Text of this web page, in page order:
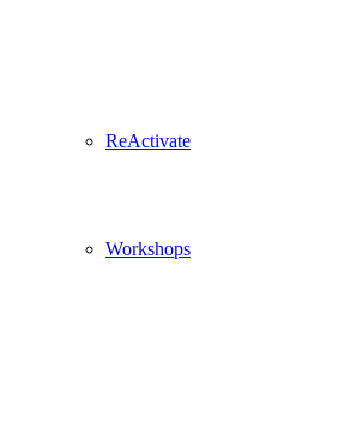
ReActivate
Workshops